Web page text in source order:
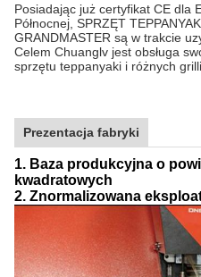
Posiadając już certyfikat CE dla
Północnej, SPRZĘT
GRANDMASTER są w trakcie
Celem Chuanglv jest obsługa
sprzętu teppanyaki i różnych
Prezentacja fabryki
1. Baza produkcyjna o
kwadratowych
2. Znormalizowana